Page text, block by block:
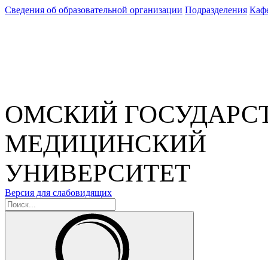
Сведения об образовательной организации Подразделения
ОМСКИЙ
МЕДИЦИНСКИЙ
УНИВЕРСИТЕТ
Версия для слабовидящих